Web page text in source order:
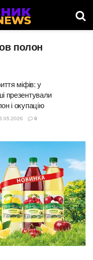
полон
міфів: у
презентували
і окупацію
0